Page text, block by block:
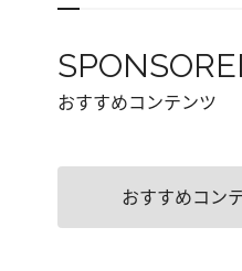
おすすめコンテンツ
おすすめコン